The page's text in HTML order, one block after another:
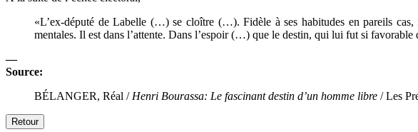
«L’ex-député de Labelle (…) se cloître (…). Fidèle à ses habitudes en pareils
mentales. Il est dans l’attente. Dans l’espoir (…) que le destin, qui lui fut si
—
Source:
BÉLANGER, Réal / Henri Bourassa: Le fascinant destin d’un homme libre / Les
Retour